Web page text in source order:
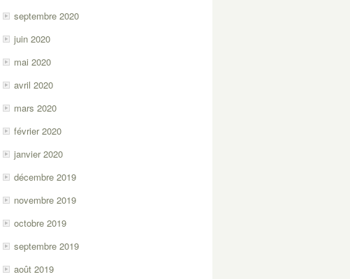
septembre 2020
juin 2020
mai 2020
avril 2020
mars 2020
février 2020
janvier 2020
décembre 2019
novembre 2019
octobre 2019
septembre 2019
août 2019